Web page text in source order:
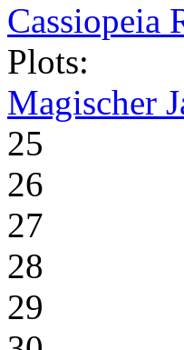
Cassiopeia
Plots:
Magischer
25
26
27
28
29